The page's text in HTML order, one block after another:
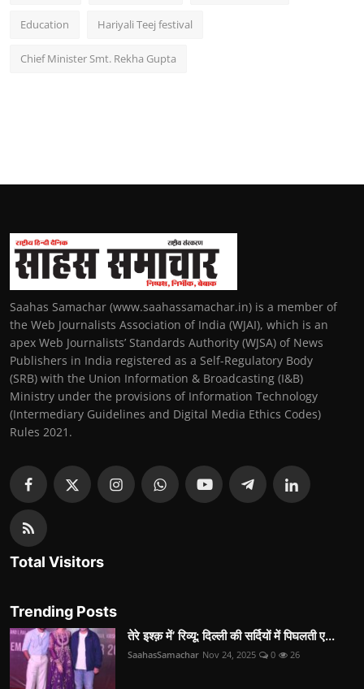
Education Hariyali Teej festival
Chief Minister Smt. Rekha Gupta
Saahas Samachar (www.saahassamachar.in) is a member of
the Web Journalists Association of India (WJAI), which is an
apex Web Journalists’ Standards Authority (WJSA) of News
Publishers in India registered as a Self-Regulatory Body
(SRB) with the Union Information & Broadcasting (I&B)
Ministry under the provisions of Information Technology
(Intermediary Guidelines and Digital Media Ethics Codes)
Rules 2021.
Total Visitors
Trending Posts
तेरे इश्क़ में’ रिव्यू: दिल्ली की सर्दियों में पिघलती ए...
SaahasSamachar Nov 24, 2025 0 26